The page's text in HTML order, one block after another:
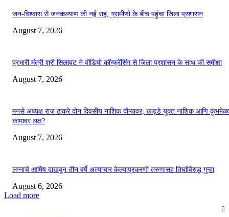
जन-विश्वास से जनकल्याण की नई राह, ग्रामीणों के बीच पहुंचा जिला प्रशासन
August 7, 2026
प्रभारी मंत्री श्री सिलावट ने वीडियो कॉन्फ्रेंसिंग से जिला प्रशासन के साथ की समीक्षा
August 7, 2026
मनसे अध्यक्ष राज ठाकरे दोन दिवसीय नाशिक दौऱ्यावर; खड्डे युक्त नाशिक आणि
कामावर लक्ष?
August 7, 2026
लग्नाचे आमिष दाखवून तीन वर्षे अत्याचार केल्याप्रकरणी तरुणासह तिघांविरुद्ध गुन्हा
August 6, 2026
Load more
0